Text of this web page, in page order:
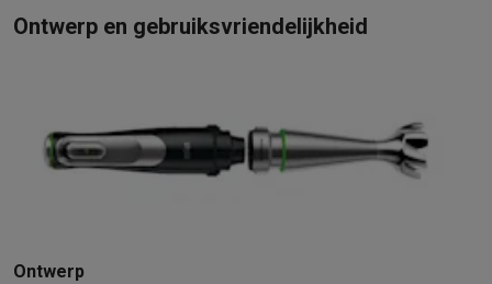
MondhygiëneElektrische tandenborstelsOpzetborstels
MassageVoetmassageMassagestoelenNek &
GezondheidPersonenweegschalenBloeddrukmeters
Randapparatuur TV
Ontwerp en gebruiksvriendelijkheid
Ontwerp